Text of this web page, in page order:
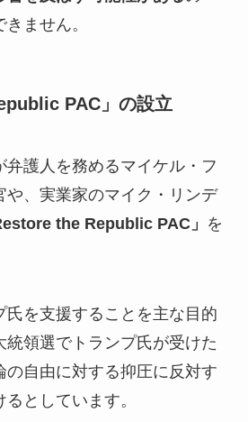
ません。
PAC」の設立
弁護人を務めるマイケル・フ
や、実業家のマイク・リンデ
the Republic PAC」 を
氏を支援することを主な目的
統領選でトランプ氏が受けた
の自由に対する抑圧に反対す
としています。